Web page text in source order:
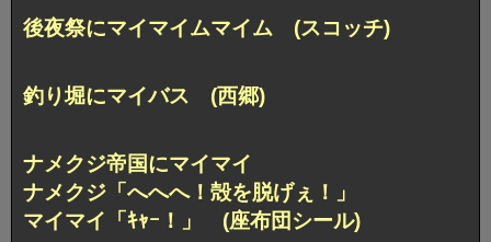
後夜祭にマイマイムマイム (スコッチ)
釣り堀にマイバス (西郷)
ナメクジ帝国にマイマイ
ナメクジ「へへへ！殻を脱げぇ！」
マイマイ「ｷｬｰ！」 (座布団シール)